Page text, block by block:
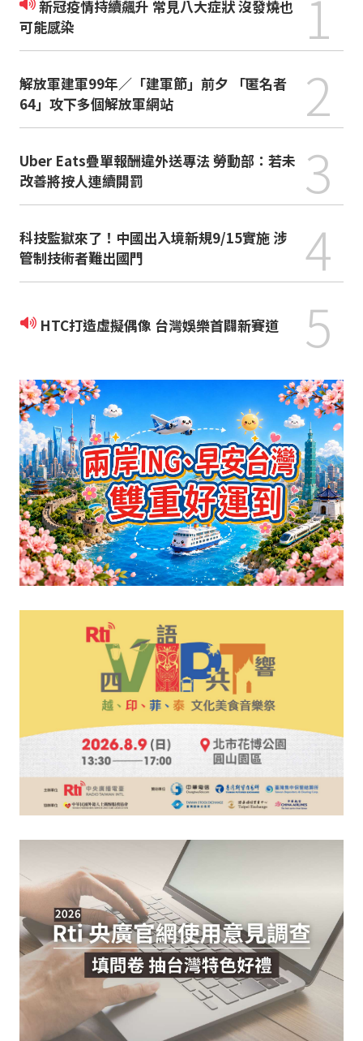
新冠疫情持續飆升 常見八大症狀 沒發燒也
可能感染
1
解放軍建軍99年／「建軍節」前夕 「匿名者
64」攻下多個解放軍網站
2
Uber Eats疊單報酬違外送專法 勞動部：若未
改善將按人連續開罰
3
科技監獄來了！中國出入境新規9/15實施 涉
管制技術者難出國門
4
HTC打造虛擬偶像 台灣娛樂首闢新賽道 5